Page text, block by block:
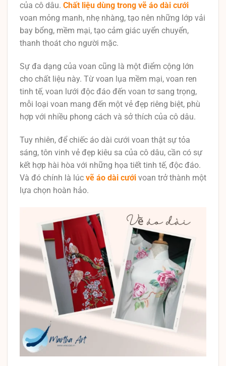
của cô dâu. Chất liệu dùng trong vẽ áo dài cưới
voan mỏng manh, nhẹ nhàng, tạo nên những lớp vải
bay bổng, mềm mại, tạo cảm giác uyển chuyển,
thanh thoát cho người mặc.
Sự đa dạng của voan cũng là một điểm cộng lớn
cho chất liệu này. Từ voan lụa mềm mại, voan ren
tinh tế, voan lưới độc đáo đến voan tơ sang trọng,
mỗi loại voan mang đến một vẻ đẹp riêng biệt, phù
hợp với nhiều phong cách và sở thích của cô dâu.
Tuy nhiên, để chiếc áo dài cưới voan thật sự tỏa
sáng, tôn vinh vẻ đẹp kiêu sa của cô dâu, cần có sự
kết hợp hài hòa với những họa tiết tinh tế, độc đáo.
Và đó chính là lúc vẽ áo dài cưới voan trở thành một
lựa chọn hoàn hảo.